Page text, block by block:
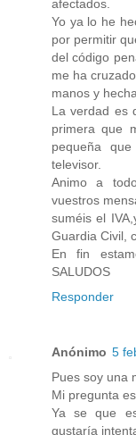
afectados.
Yo ya lo he
por permitir
del código
me ha
manos y
La verdad es
primera que
pequeña
televisor.
Animo a
vuestros
suméis el
Guardia Civil,
En fin
SALUDOS
Responder
Anónimo 5
Pues soy una
Mi pregunta
Ya se que
gustaría